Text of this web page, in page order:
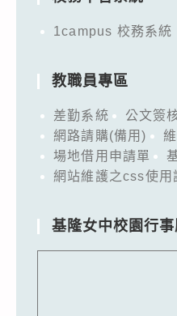
1campus 校務系統
教職員專區
差勤系統 公文簽
網路請購(備用)
場地借用申請單
網站維護之css使用
基隆女中校園行事